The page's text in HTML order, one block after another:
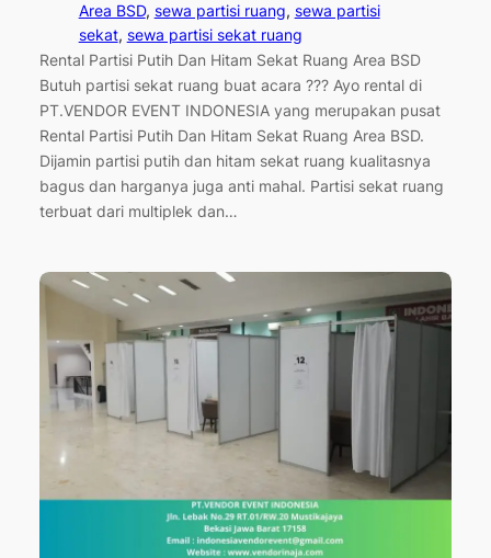
Area BSD, sewa partisi ruang, sewa partisi
sekat, sewa partisi sekat ruang
Rental Partisi Putih Dan Hitam Sekat Ruang Area BSD
Butuh partisi sekat ruang buat acara ??? Ayo rental di
PT.VENDOR EVENT INDONESIA yang merupakan pusat
Rental Partisi Putih Dan Hitam Sekat Ruang Area BSD.
Dijamin partisi putih dan hitam sekat ruang kualitasnya
bagus dan harganya juga anti mahal. Partisi sekat ruang
terbuat dari multiplek dan…